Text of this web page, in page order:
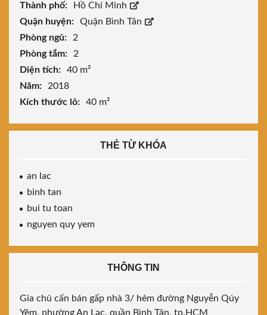
Thành phố:
Hồ Chí Minh
Quận huyện:
Quận Bình Tân
Phòng ngủ:
2
Phòng tắm:
2
Diện tích:
40 m²
Năm:
2018
Kích thước lô:
40 m²
THẺ TỪ KHÓA
an lac
binh tan
bui tu toan
nguyen quy yem
THÔNG TIN
Gia chủ cấn bán gấp nhà 3/ hẻm đường Nguyễn Qúy
Yêm, phường An Lạc, quần Bình Tân, tp.HCM